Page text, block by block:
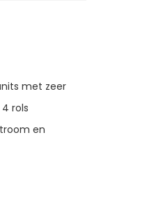
met zeer
rols
en